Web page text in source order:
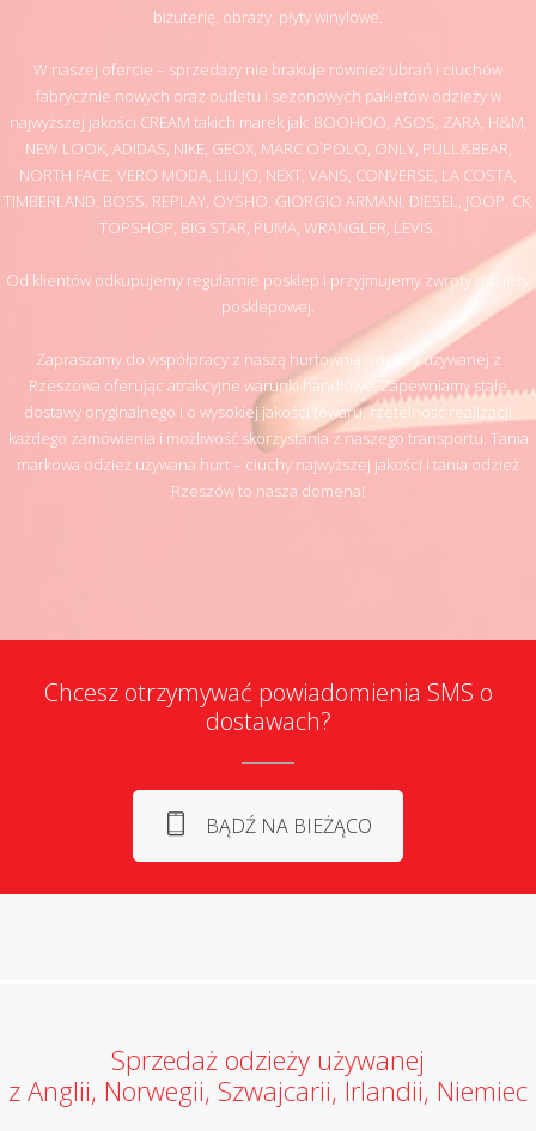
biżuterię, obrazy, płyty winylowe.
W naszej ofercie – sprzedaży nie brakuje również ubrań i ciuchów
fabrycznie nowych oraz outletu i sezonowych pakietów odzieży w
najwyższej jakości CREAM takich marek jak: BOOHOO, ASOS, ZARA, H&M,
NEW LOOK, ADIDAS, NIKE, GEOX, MARC O`POLO, ONLY, PULL&BEAR,
NORTH FACE, VERO MODA, LIU.JO, NEXT, VANS, CONVERSE, LA COSTA,
TIMBERLAND, BOSS, REPLAY, OYSHO, GIORGIO ARMANI, DIESEL, JOOP, CK,
TOPSHOP, BIG STAR, PUMA, WRANGLER, LEVIS.
Od klientów odkupujemy regularnie posklep i przyjmujemy zwroty odzieży
posklepowej.
Zapraszamy do współpracy z naszą hurtownią odzieży używanej z
Rzeszowa oferując atrakcyjne warunki handlowe. Zapewniamy stałe
dostawy oryginalnego i o wysokiej jakości towaru, rzetelność realizacji
każdego zamówienia i możliwość skorzystania z naszego transportu. Tania
markowa odzież używana hurt – ciuchy najwyższej jakości i tania odzież
Rzeszów to nasza domena!
Chcesz otrzymywać powiadomienia SMS o
dostawach?
BĄDŹ NA BIEŻĄCO
Sprzedaż odzieży używanej
z Anglii, Norwegii, Szwajcarii, Irlandii, Niemiec